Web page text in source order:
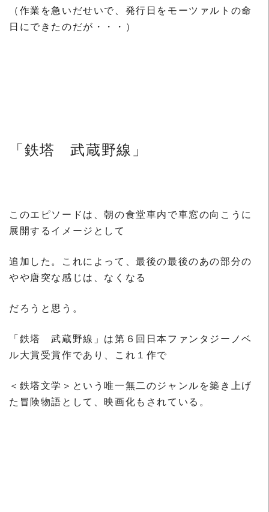
（作業を急いだせいで、発行日をモーツァルトの命
日にできたのだが・・・）
「鉄塔 武蔵野線」
このエピソードは、朝の食堂車内で車窓の向こうに
展開するイメージとして
追加した。これによって、最後の最後のあの部分の
やや唐突な感じは、なくなる
だろうと思う。
「鉄塔 武蔵野線」は第６回日本ファンタジーノベ
ル大賞受賞作であり、これ１作で
＜鉄塔文学＞という唯一無二のジャンルを築き上げ
た冒険物語として、映画化もされている。